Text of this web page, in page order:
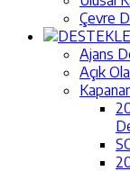
Çevre
Ajans
Açık